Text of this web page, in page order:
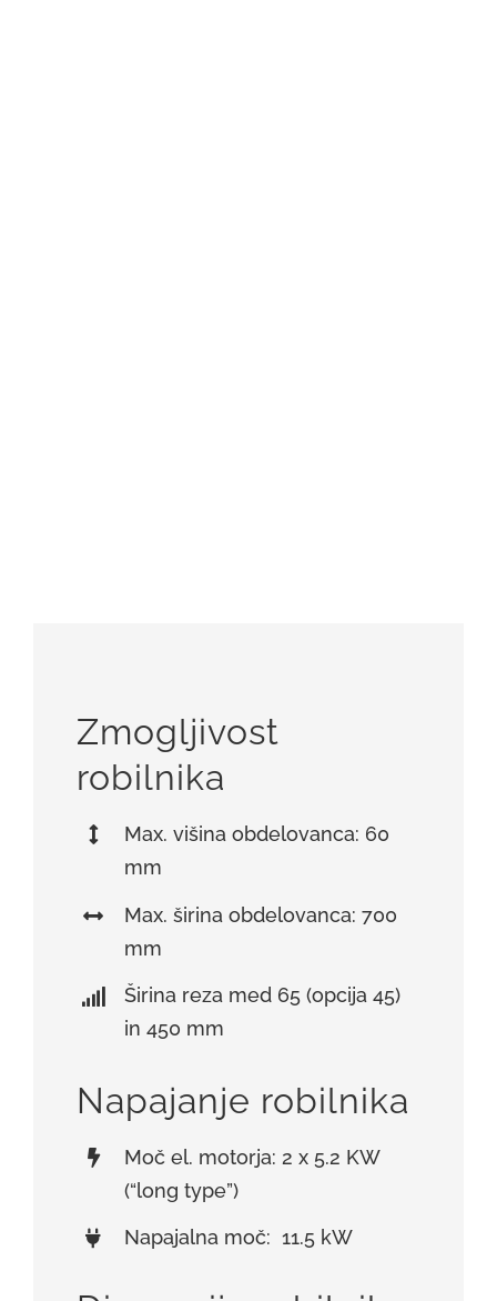
Zmogljivost
robilnika
Max. višina obdelovanca: 60
mm
Max. širina obdelovanca: 700
mm
Širina reza med 65 (opcija 45)
in 450 mm
Napajanje robilnika
Moč el. motorja: 2 x 5.2 KW
(“long type”)
Napajalna moč: 11.5 kW